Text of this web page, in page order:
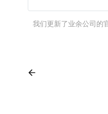
我们更新了业余公司的